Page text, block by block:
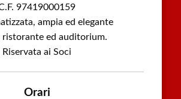
97419000159
ampia ed elegante
ristorante ed auditorium.
Riservata ai Soci
Orari